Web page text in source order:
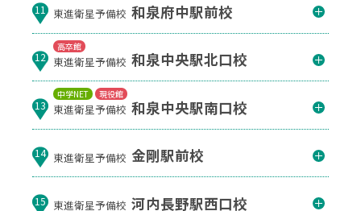
11 東進衛星予備校 和泉府中駅前校
高卒館
12 東進衛星予備校 和泉中央駅北口校
中学NET 現役館
13 東進衛星予備校 和泉中央駅南口校
14 東進衛星予備校 金剛駅前校
15 東進衛星予備校 河内長野駅西口校